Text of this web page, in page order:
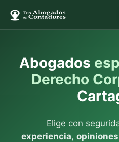
Abogados
Derecho
Elige con
experiencia,